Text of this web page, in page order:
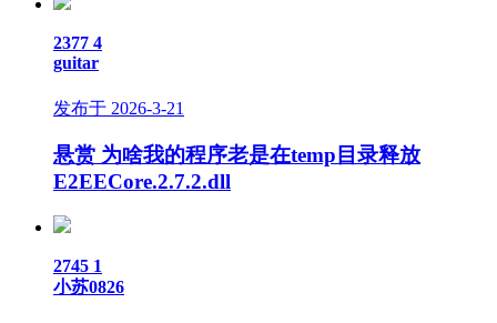
2377 4
guitar
发布于 2026-3-21
悬赏 为啥我的程序老是在temp目录释放
E2EECore.2.7.2.dll
2745 1
小苏0826